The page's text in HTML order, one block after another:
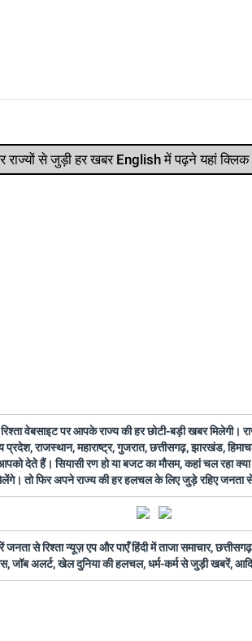
राज्‍यों से जुड़ी हर खबर English में पढ़ने यहां
वेबसाइट पर आपके राज्य की हर छोटी-बड़ी खबर मिलेगी।
प्रदेश, राजस्थान, महाराष्ट्र, गुजरात, छत्तीसगढ़, झारखंड,
देते हैं। सियासी रण हो या बजट का मौसम, कहां चल रहा
तो फिर अपने राज्य की हर हलचल के लिए जुड़े रहिए जनता
से रिश्ता न्यूज़ एप और पाएँ हिंदी में ताजा समाचार,
जॉब अलर्ट, खेल दुनिया की हलचल, धर्म-कर्म से जुड़ी खबरें,